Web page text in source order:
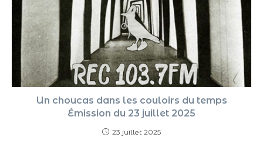
Un choucas dans les couloirs du temps
Émission du 23 juillet 2025
23 juillet 2025